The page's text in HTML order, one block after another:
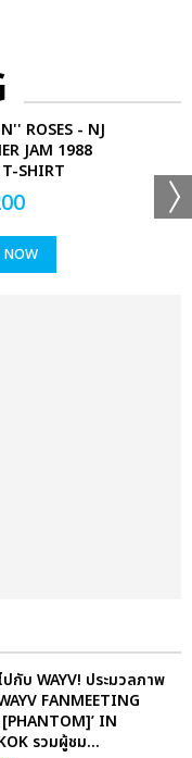
ROSES - NJ
JAM 1988
SHIRT
NOW
ปกับ WAYV! ประมวลภาพ
FANMEETING
IN
รวมผู้ชม...